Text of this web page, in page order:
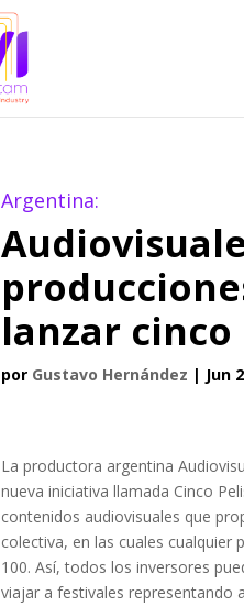
Argentina:
lanzar
por Gustavo Hernández | Jun
La productora argentina
nueva iniciativa llamada Cinco
contenidos audiovisuales que
colectiva, en las cuales
100. Así, todos los inversores
viajar a festivales representando